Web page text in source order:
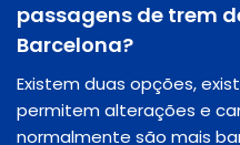
passagens de trem
Barcelona?
Existem duas opções,
permitem alterações e
normalmente são mais